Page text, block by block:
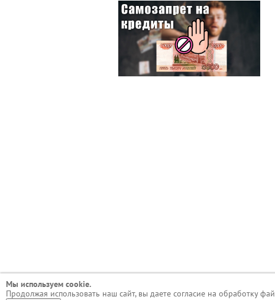
Мы используем сookie.
Продолжая использовать наш сайт, вы даете согласие на обработку